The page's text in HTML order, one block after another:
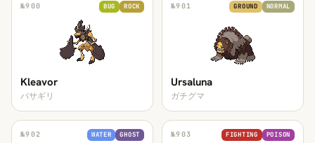
№900 BUG ROCK
Kleavor
バサギリ
№901 GROUND NORMAL
Ursaluna
ガチグマ
№902 WATER GHOST №903 FIGHTING POISON